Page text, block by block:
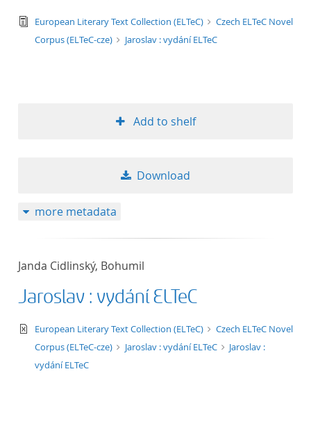
format ascending
text/tg.edition+tg.aggregation+xml
European Literary Text Collection (ELTeC)
Czech ELTeC Novel
Corpus (ELTeC-cze)
Jaroslav : vydání ELTeC
Add to shelf
Download
more metadata
Janda Cidlinský, Bohumil
Jaroslav : vydání ELTeC
text/xml
European Literary Text Collection (ELTeC)
Czech ELTeC Novel
Corpus (ELTeC-cze)
Jaroslav : vydání ELTeC
Jaroslav :
vydání ELTeC